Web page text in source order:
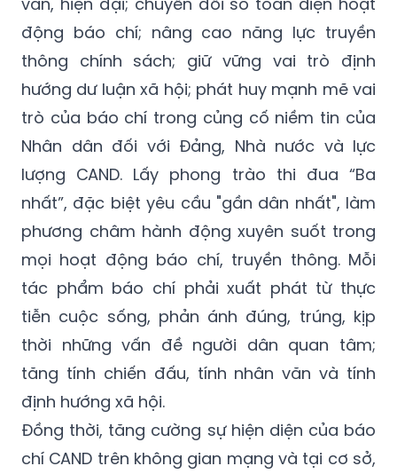
động báo chí; nâng cao năng lực truyền
thông chính sách; giữ vững vai trò định
hướng dư luận xã hội; phát huy mạnh mẽ vai
trò của báo chí trong củng cố niềm tin của
Nhân dân đối với Đảng, Nhà nước và lực
lượng CAND. Lấy phong trào thi đua “Ba
nhất”, đặc biệt yêu cầu "gần dân nhất", làm
phương châm hành động xuyên suốt trong
mọi hoạt động báo chí, truyền thông. Mỗi
tác phẩm báo chí phải xuất phát từ thực
tiễn cuộc sống, phản ánh đúng, trúng, kịp
thời những vấn đề người dân quan tâm;
tăng tính chiến đấu, tính nhân văn và tính
định hướng xã hội.
Đồng thời, tăng cường sự hiện diện của báo
chí CAND trên không gian mạng và tại cơ sở,